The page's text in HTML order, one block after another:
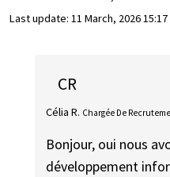
Last update: 11 March, 2026 15:17
CR
Célia R. Chargée De
Bonjour, oui nous
développement